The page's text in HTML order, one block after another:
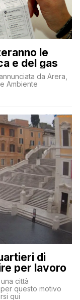
le
e del gas
da Arera,
Ambiente
di
per lavoro
città
questo motivo
qui